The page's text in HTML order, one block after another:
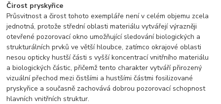
Čirost pryskyřice
Průsvitnost a čirost tohoto exempláře není v celém objemu zcela
jednotná, protože střední oblasti materiálu vytvářejí výrazněji
otevřené pozorovací okno umožňující sledování biologických a
strukturálních prvků ve větší hloubce, zatímco okrajové oblasti
nesou opticky hustší části s vyšší koncentrací vnitřního materiálu
a biologických částic, přičemž tento charakter vytváří přirozený
vizuální přechod mezi čistšími a hustšími částmi fosilizované
pryskyřice a současně zachovává dobrou pozorovací schopnost
hlavních vnitřních struktur.